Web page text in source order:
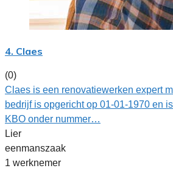
4. Claes
(0)
Claes is een renovatiewerken expert
bedrijf is opgericht op 01-01-1970 en
KBO onder nummer…
Lier
eenmanszaak
1 werknemer